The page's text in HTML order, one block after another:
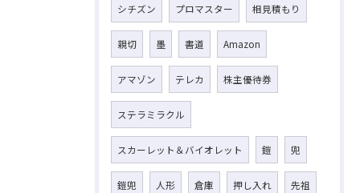
シチズン プロマスター 相見積もり
親切 墨 書道 Amazon
アマゾン テレカ 株主優待券
ステラミラクル
スカーレット＆バイオレット 鎧 兜
鎧兜 人形 倉庫 押し入れ 先祖